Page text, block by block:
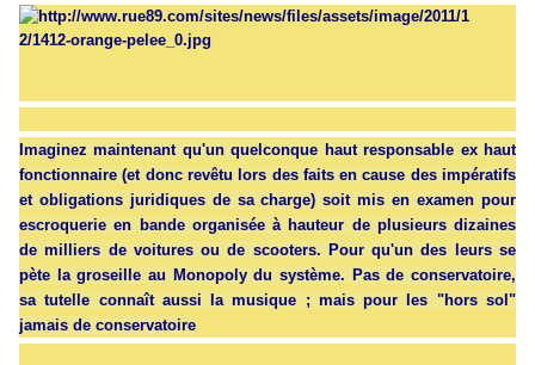
Imaginez maintenant qu'un quelconque haut responsable ex haut
fonctionnaire (et donc revêtu lors des faits en cause des impératifs
et obligations juridiques de sa charge) soit mis en examen pour
escroquerie en bande organisée à hauteur de plusieurs dizaines
de milliers de voitures ou de scooters. Pour qu'un des leurs se
pète la groseille au Monopoly du système. Pas de conservatoire,
sa tutelle connaît aussi la musique ; mais pour les "hors sol"
jamais de conservatoire